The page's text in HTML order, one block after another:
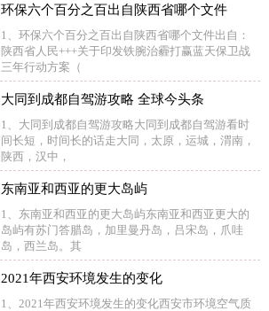
环保六个百分之百出自陕西省哪个文件
1、环保六个百分之百出自陕西省哪个文件出自：
陕西省人民+++关于印发铁腕治霾打赢蓝天保卫战
三年行动方案（
大同到成都自驾游攻略 全球今头条
1、大同到成都自驾游攻略大同到成都自驾游看时
间长短，时间长的话走大同，太原，运城，渭南，
陕西，汉中，
东南亚和西亚的更大岛屿
1、东南亚和西亚的更大岛屿东南亚和西亚更大的
岛屿有苏门答腊岛，加里曼丹岛，吕宋岛，爪哇
岛，西兰岛。其
2021年西安环境发生的变化
1、2021年西安环境发生的变化西安市环境空气质